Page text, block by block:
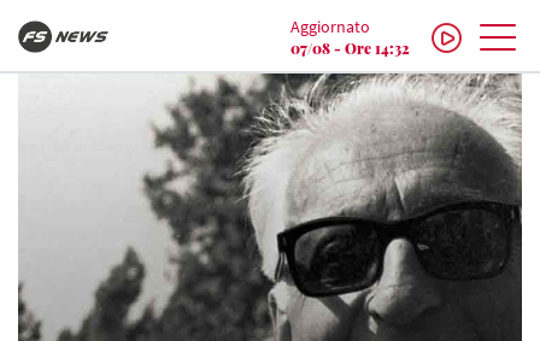
Aggiornato
07/08 - Ore 14:32